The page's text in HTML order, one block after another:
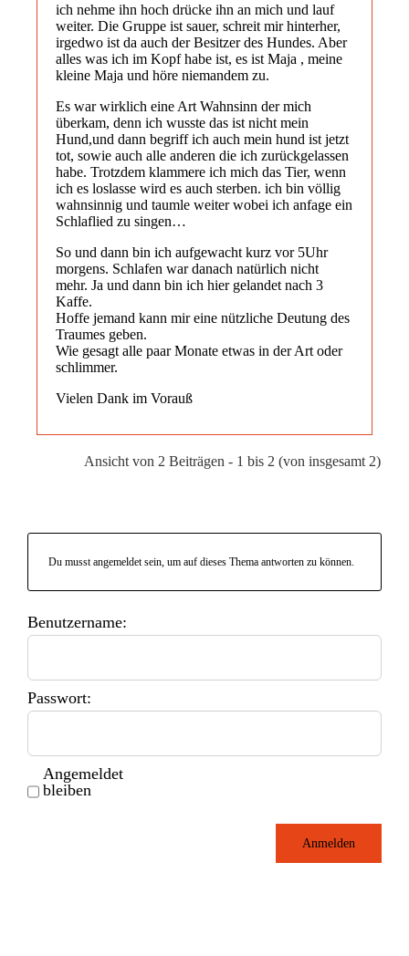
ich nehme ihn hoch drücke ihn an mich und lauf
weiter. Die Gruppe ist sauer, schreit mir hinterher,
irgedwo ist da auch der Besitzer des Hundes. Aber
alles was ich im Kopf habe ist, es ist Maja , meine
kleine Maja und höre niemandem zu.
Es war wirklich eine Art Wahnsinn der mich
überkam, denn ich wusste das ist nicht mein
Hund,und dann begriff ich auch mein hund ist jetzt
tot, sowie auch alle anderen die ich zurückgelassen
habe. Trotzdem klammere ich mich das Tier, wenn
ich es loslasse wird es auch sterben. ich bin völlig
wahnsinnig und taumle weiter wobei ich anfage ein
Schlaflied zu singen…
So und dann bin ich aufgewacht kurz vor 5Uhr
morgens. Schlafen war danach natürlich nicht
mehr. Ja und dann bin ich hier gelandet nach 3
Kaffe.
Hoffe jemand kann mir eine nützliche Deutung des
Traumes geben.
Wie gesagt alle paar Monate etwas in der Art oder
schlimmer.
Vielen Dank im Vorauß
Ansicht von 2 Beiträgen - 1 bis 2 (von insgesamt 2)
Du musst angemeldet sein, um auf dieses Thema antworten zu können.
Benutzername:
Passwort:
Angemeldet
bleiben
Anmelden